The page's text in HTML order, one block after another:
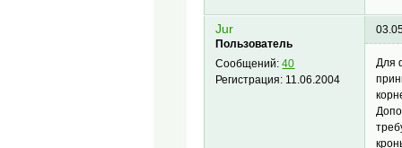
Jur
Пользователь
Сообщений:40
Регистрация: 11.06.2004
Для